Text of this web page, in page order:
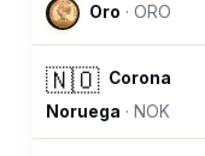
Oro ·ORO
🇳🇴 Corona
Noruega · NOK